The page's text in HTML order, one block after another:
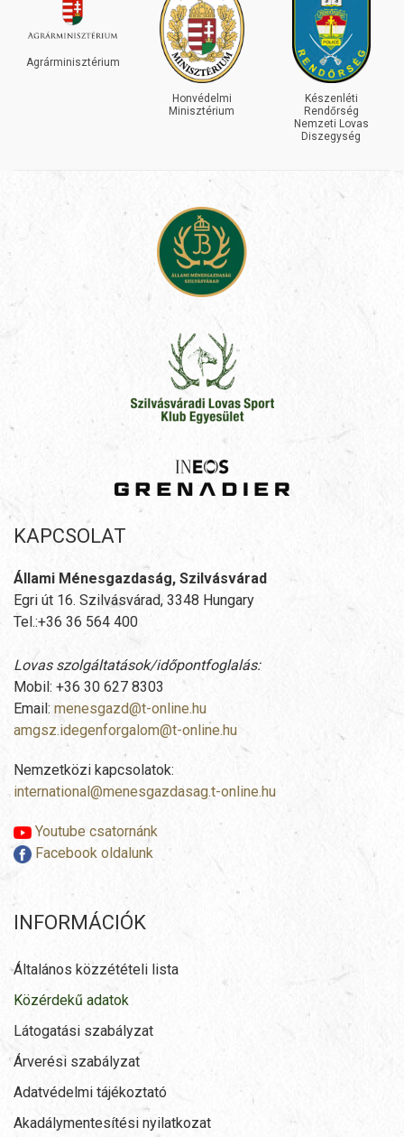
Agrárminisztérium
Honvédelmi
Minisztérium
Készenléti
Rendőrség
Nemzeti Lovas
Diszegység
KAPCSOLAT
Állami Ménesgazdaság, Szilvásvárad
Egri út 16. Szilvásvárad, 3348 Hungary
Tel.:+36 36 564 400
Lovas szolgáltatások/időpontfoglalás:
Mobil: +36 30 627 8303
Email: menesgazd@t-online.hu
amgsz.idegenforgalom@t-online.hu
Nemzetközi kapcsolatok:
international@menesgazdasag.t-online.hu
Youtube csatornánk
Facebook oldalunk
INFORMÁCIÓK
Általános közzétételi lista
Közérdekű adatok
Látogatási szabályzat
Árverési szabályzat
Adatvédelmi tájékoztató
Akadálymentesítési nyilatkozat